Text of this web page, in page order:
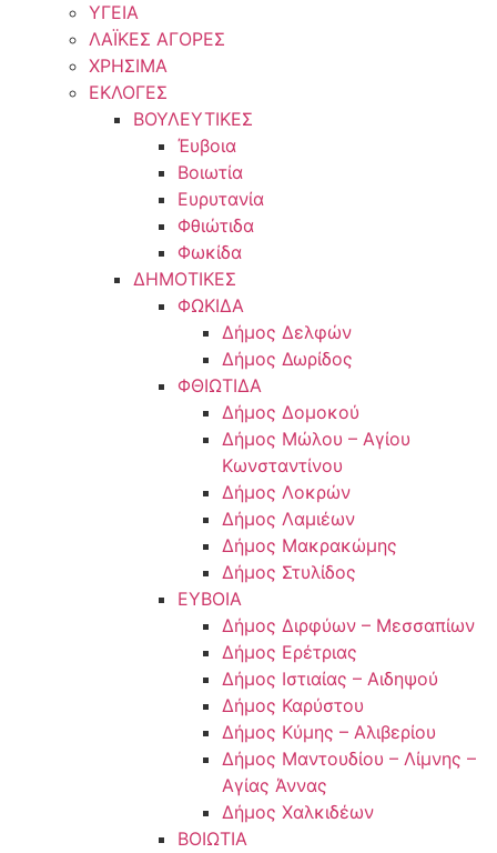
ΥΓΕΙΑ
ΛΑΪΚΕΣ ΑΓΟΡΕΣ
ΧΡΗΣΙΜΑ
ΕΚΛΟΓΕΣ
ΒΟΥΛΕΥΤΙΚΕΣ
Έυβοια
Βοιωτία
Ευρυτανία
Φθιώτιδα
Φωκίδα
ΔΗΜΟΤΙΚΕΣ
ΦΩΚΙΔΑ
Δήμος Δελφών
Δήμος Δωρίδος
ΦΘΙΩΤΙΔΑ
Δήμος Δομοκού
Δήμος Μώλου – Αγίου
Κωνσταντίνου
Δήμος Λοκρών
Δήμος Λαμιέων
Δήμος Μακρακώμης
Δήμος Στυλίδος
ΕΥΒΟΙΑ
Δήμος Διρφύων – Μεσσαπίων
Δήμος Ερέτριας
Δήμος Ιστιαίας – Αιδηψού
Δήμος Καρύστου
Δήμος Κύμης – Αλιβερίου
Δήμος Μαντουδίου – Λίμνης –
Αγίας Άννας
Δήμος Χαλκιδέων
ΒΟΙΩΤΙΑ